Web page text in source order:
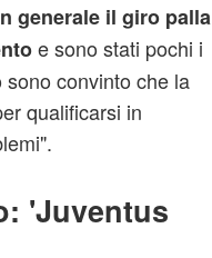
generale il giro palla
e sono stati pochi i
convinto che la
qualificarsi in
'Juventus